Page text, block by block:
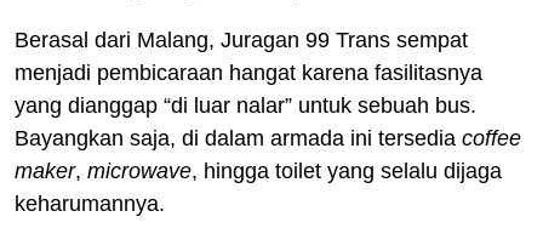
Berasal dari Malang, Juragan 99 Trans sempat
menjadi pembicaraan hangat karena fasilitasnya
yang dianggap “di luar nalar” untuk sebuah bus.
Bayangkan saja, di dalam armada ini tersedia coffee
maker, microwave, hingga toilet yang selalu dijaga
keharumannya.